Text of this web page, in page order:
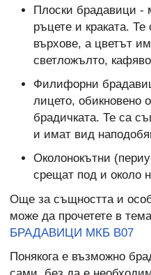
Плоски брадавици -
ръцете и краката.
върхове, а цветът
светложълто,
Филифорни
лицето, обикновено
брадичката. Те са
и имат вид
Околонокътни
срещат под и около
Още за същността и
може да прочетете в
БРАДАВИЦИ МКБ B07
Понякога е възможно